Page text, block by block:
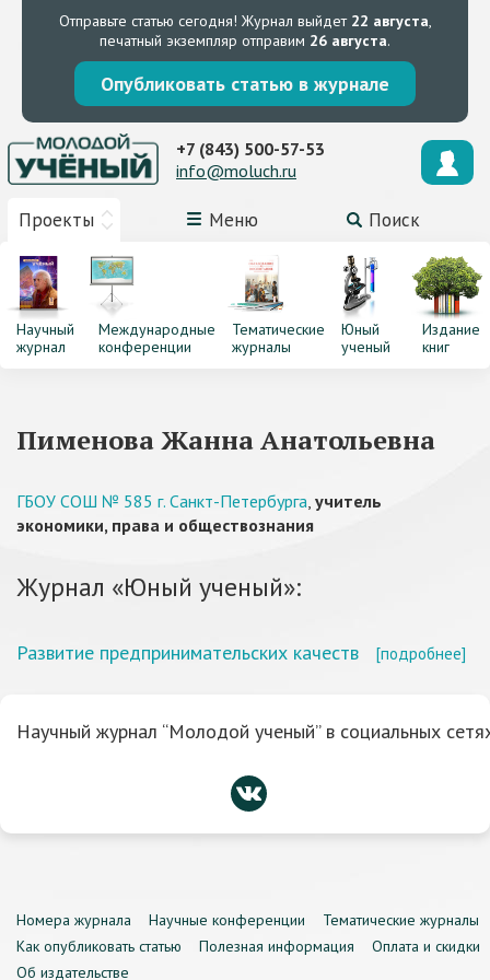
Отправьте статью сегодня! Журнал выйдет 22 августа,
печатный экземпляр отправим 26 августа.
Опубликовать статью в журнале
Проекты Меню Поиск
+7 (843) 500-57-53
info@moluch.ru
Научный
журнал
Международные
конференции
Тематические
журналы
Юный
ученый
Издание
книг
Пименова Жанна Анатольевна
ГБОУ СОШ № 585 г. Санкт-Петербурга, учитель
экономики, права и обществознания
Журнал «Юный ученый»:
Развитие предпринимательских качеств [подробнее]
Научный журнал “Молодой ученый” в социальных
Номера журнала Научные конференции
Тематические журналы
Как опубликовать статью
Полезная информация
Оплата и скидки
Об издательстве